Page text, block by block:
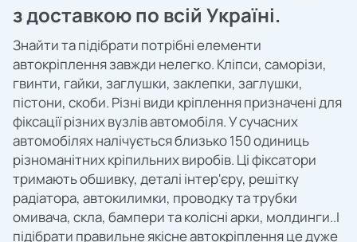
з доставкою по всій Україні.
Знайти та підібрати потрібні елементи
автокріплення завжди нелегко. Кліпси, саморізи,
гвинти, гайки, заглушки, заклепки, заглушки,
пістони, скоби. Різні види кріплення призначені для
фіксації різних вузлів автомобіля. У сучасних
автомобілях налічується близько 150 одиниць
різноманітних кріпильних виробів. Ці фіксатори
тримають обшивку, деталі інтер'єру, решітку
радіатора, автокилимки, проводку та трубки
омивача, скла, бампери та колісні арки, молдинги..І
підібрати правильне якісне автокріплення це дуже